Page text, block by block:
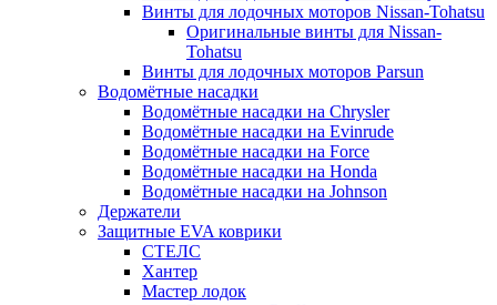
Винты для лодочных моторов Nissan-Tohatsu
Оригинальные винты для Nissan-
Tohatsu
Винты для лодочных моторов Parsun
Водомётные насадки
Водомётные насадки на Chrysler
Водомётные насадки на Evinrude
Водомётные насадки на Force
Водомётные насадки на Honda
Водомётные насадки на Johnson
Держатели
Защитные EVA коврики
СТЕЛС
Хантер
Мастер лодок